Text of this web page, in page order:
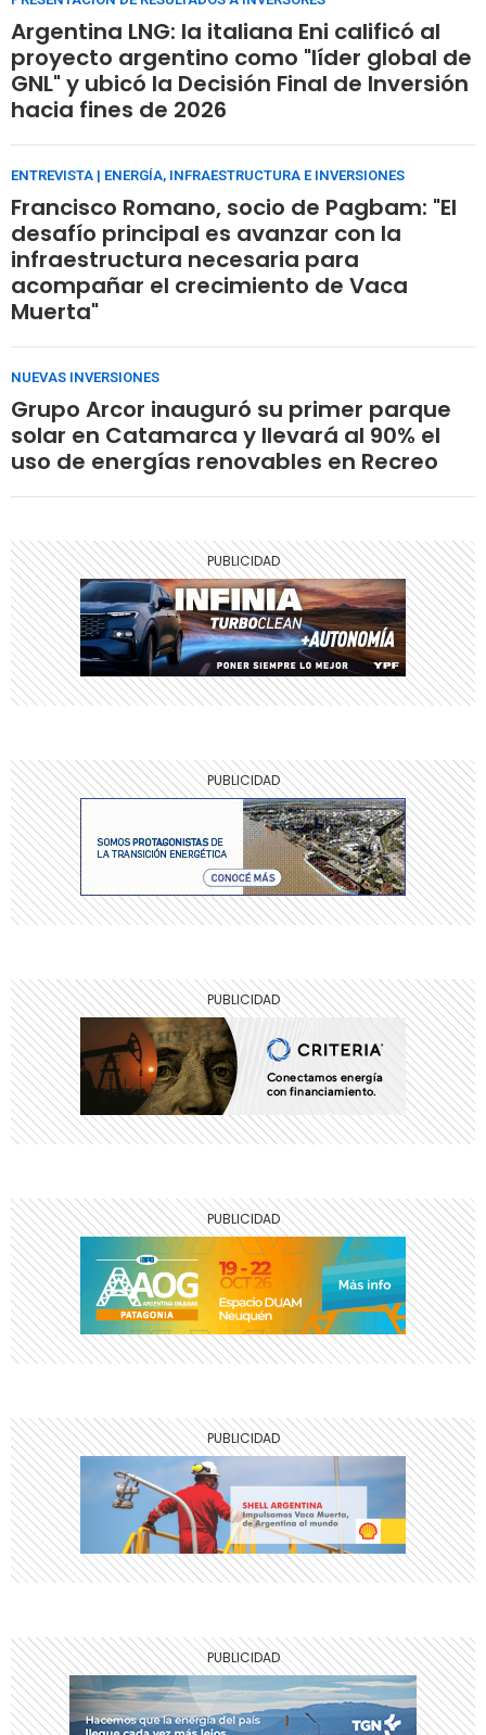
Argentina LNG: la italiana Eni calificó al
proyecto argentino como "líder global de
GNL" y ubicó la Decisión Final de Inversión
hacia fines de 2026
ENTREVISTA | ENERGÍA, INFRAESTRUCTURA E INVERSIONES
Francisco Romano, socio de Pagbam: "El
desafío principal es avanzar con la
infraestructura necesaria para
acompañar el crecimiento de Vaca
Muerta"
NUEVAS INVERSIONES
Grupo Arcor inauguró su primer parque
solar en Catamarca y llevará al 90% el
uso de energías renovables en Recreo